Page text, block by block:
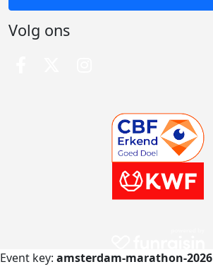
Volg ons
Event key: amsterdam-marathon-2026